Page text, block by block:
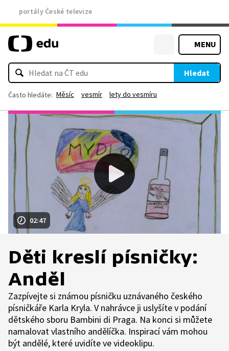
portály České televize
MENU
Hledat
Často hledáte: Měsíc vesmír lety do vesmíru
02:47
Děti kreslí písničky:
Anděl
Zazpívejte si známou písničku uznávaného českého
písničkáře Karla Kryla. V nahrávce ji uslyšíte v podání
dětského sboru Bambini di Praga. Na konci si můžete
namalovat vlastního andělíčka. Inspirací vám mohou
být andělé, které uvidíte ve videoklipu.